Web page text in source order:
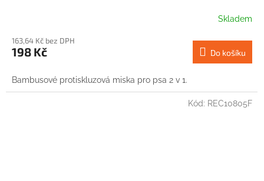
Skladem
163,64 Kč bez DPH
198 Kč Do košíku
Bambusové protiskluzová miska pro psa 2 v 1.
Kód: REC10805F